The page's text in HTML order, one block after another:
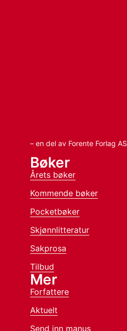
– en del av Forente Forlag AS
Bøker
Årets bøker
Kommende bøker
Pocketbøker
Skjønnlitteratur
Sakprosa
Tilbud
Mer
Forfattere
Aktuelt
Send inn manus